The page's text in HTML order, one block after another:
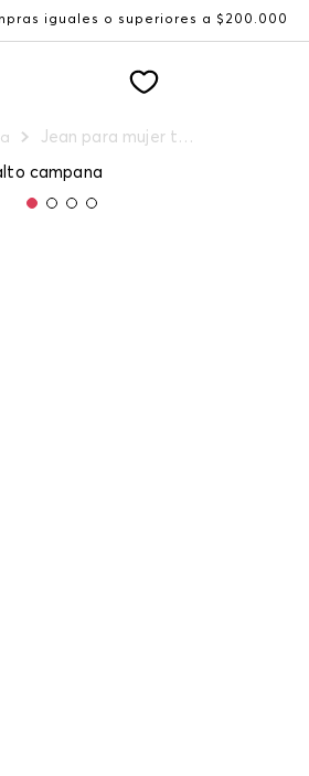
iguales o superiores a $200.000
Jean para mujer tiro alto campana